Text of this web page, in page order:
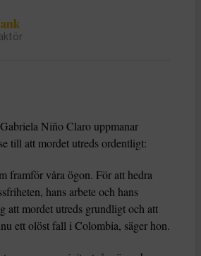
Niño Claro uppmanar
till att mordet utreds ordentligt:
framför våra ögon. För att hedra
hans arbete och hans
att mordet utreds grundligt och att
ett olöst fall i Colombia, säger hon.